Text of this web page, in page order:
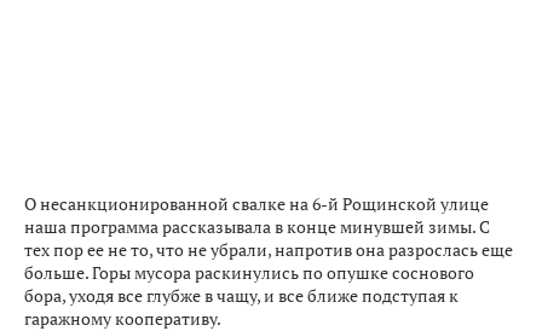
О несанкционированной свалке на 6-й Рощинской улице
наша программа рассказывала в конце минувшей зимы. С
тех пор ее не то, что не убрали, напротив она разрослась еще
больше. Горы мусора раскинулись по опушке соснового
бора, уходя все глубже в чащу, и все ближе подступая к
гаражному кооперативу.